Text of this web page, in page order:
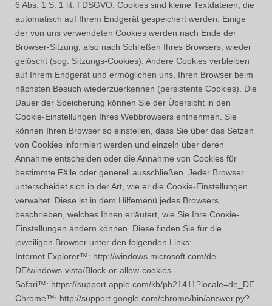
6 Abs. 1 S. 1 lit. f DSGVO. Cookies sind kleine Textdateien, die
automatisch auf Ihrem Endgerät gespeichert werden. Einige
der von uns verwendeten Cookies werden nach Ende der
Browser-Sitzung, also nach Schließen Ihres Browsers, wieder
gelöscht (sog. Sitzungs-Cookies). Andere Cookies verbleiben
auf Ihrem Endgerät und ermöglichen uns, Ihren Browser beim
nächsten Besuch wiederzuerkennen (persistente Cookies). Die
Dauer der Speicherung können Sie der Übersicht in den
Cookie-Einstellungen Ihres Webbrowsers entnehmen. Sie
können Ihren Browser so einstellen, dass Sie über das Setzen
von Cookies informiert werden und einzeln über deren
Annahme entscheiden oder die Annahme von Cookies für
bestimmte Fälle oder generell ausschließen. Jeder Browser
unterscheidet sich in der Art, wie er die Cookie-Einstellungen
verwaltet. Diese ist in dem Hilfemenü jedes Browsers
beschrieben, welches Ihnen erläutert, wie Sie Ihre Cookie-
Einstellungen ändern können. Diese finden Sie für die
jeweiligen Browser unter den folgenden Links:
Internet Explorer™: http://windows.microsoft.com/de-
DE/windows-vista/Block-or-allow-cookies
Safari™: https://support.apple.com/kb/ph21411?locale=de_DE
Chrome™: http://support.google.com/chrome/bin/answer.py?